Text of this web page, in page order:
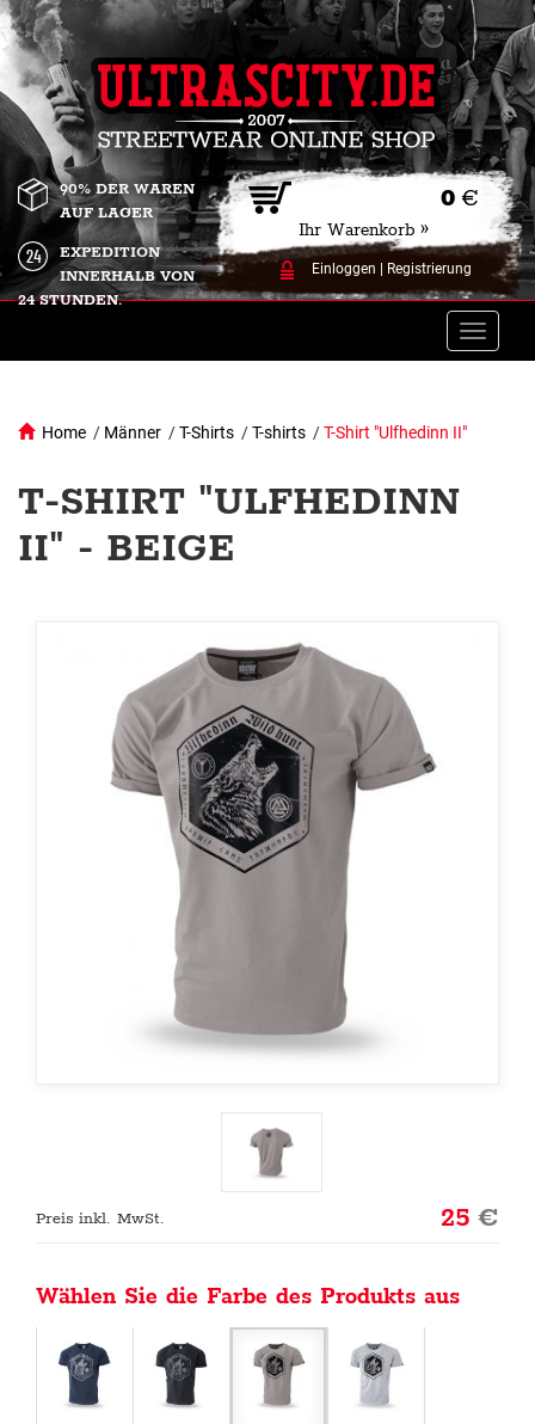
0 €
Ihr Warenkorb »
Einloggen Registrierung
90% DER WAREN
AUF LAGER
EXPEDITION
INNERHALB VON
24 STUNDEN.
Toggle
Home / Männer /T-Shirts /T-shirts /T-Shirt "Ulfhedinn II"
T-SHIRT "ULFHEDINN
II" - BEIGE
Preis inkl. MwSt. 25€
Wählen Sie die Farbe des Produkts aus